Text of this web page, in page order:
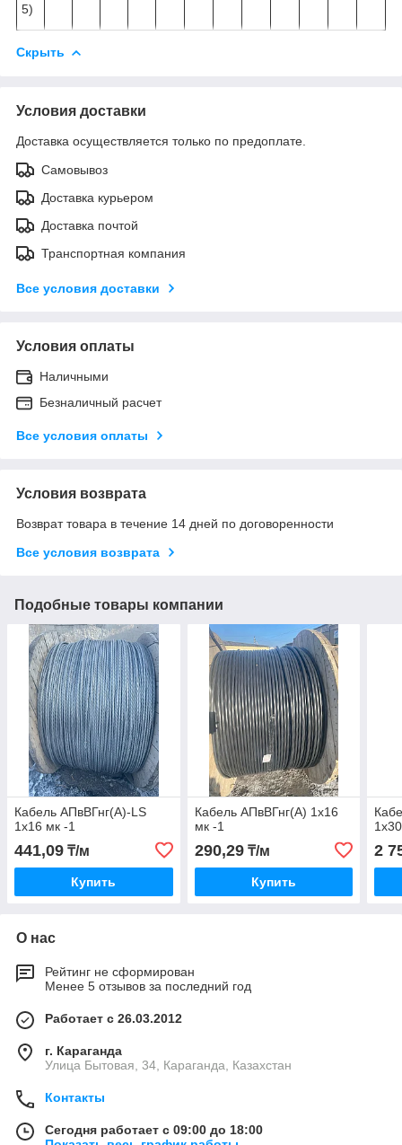
5)
Скрыть
Условия доставки
Доставка осуществляется только по предоплате.
Самовывоз
Доставка курьером
Доставка почтой
Транспортная компания
Все условия доставки
Условия оплаты
Наличными
Безналичный расчет
Все условия оплаты
Условия возврата
Возврат товара в течение 14 дней по договоренности
Все условия возврата
Подобные товары компании
Кабель АПвВГнг(А)-LS
1х16 мк -1
441,09 ₸/м
Купить
Кабель АПвВГнг(А) 1х16
мк -1
290,29₸/м
Купить
2
О нас
Рейтинг не сформирован
Менее 5 отзывов за последний год
Работает с 26.03.2012
г. Караганда
Улица Бытовая, 34, Караганда, Казахстан
Контакты
Сегодня работает с 09:00 до 18:00